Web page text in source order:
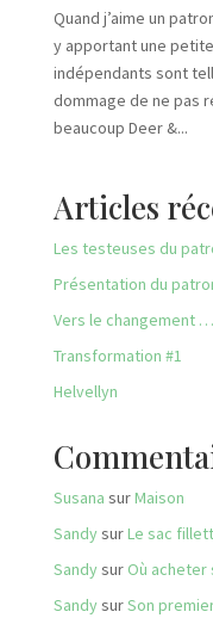
Quand j’aime un
y apportant une
indépendants sont
dommage de ne pas
beaucoup Deer &...
Articles
Les testeuses du
Présentation du
Vers le changement
Transformation #1
Helvellyn
Susana surMaison
SandysurLe sac
Sandysur Où acheter
SandysurSon